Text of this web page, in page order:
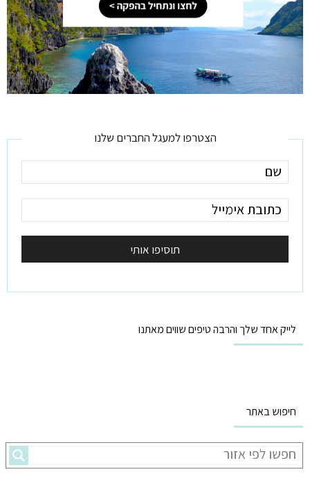
הצטרפו למעגל החברים שלנו
לייק אחד שלך והרבה טיפים שווים מאתנו
חיפוש באתר